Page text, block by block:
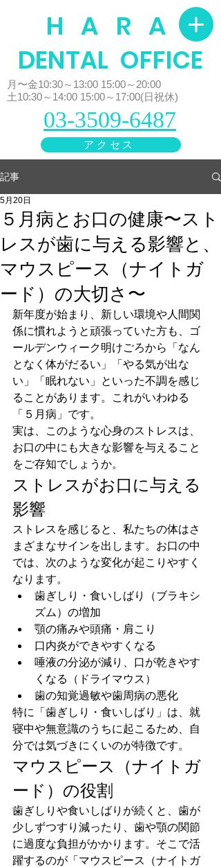
H A R A
​DENTAL OFFICE
月〜金10:30～13:00 15:00～20:00
土10:30～14:00 15:00～17:00(日祝休)
03-3509-6487
アクセス
記事
５月病とお口の健康〜スト
レスが歯に与える影響と、
マウスピース（ナイトガ
ード）の大切さ〜
5月20日
新年度が始まり、新しい環境や人間関
係に慣れようと頑張っていた方も、ゴ
ールデンウィーク明けごろから「なん
となく体がだるい」「やる気が出な
い」「眠れない」といった不調を感じ
ることがあります。これがいわゆる
「５月病」です。
実は、このような心身のストレスは、
お口の中にも大きな影響を与えること
をご存知でしょうか。
ストレスがお口に与える
影響
ストレスを感じると、私たちの体はさ
まざまなサインを出します。お口の中
では、次のような変化が起こりやすく
なります。
歯ぎしり・食いしばり（ブラキシ
ズム）の増加
顎の痛みや頭痛・肩こり
口内炎ができやすくなる
唾液の分泌が減り、口が乾きやす
くなる（ドライマウス）
歯の知覚過敏や歯周病の悪化
特に「歯ぎしり・食いしばり」は、就
寝中や無意識のうちに起こるため、自
分では気づきにくいのが特徴です。
マウスピース（ナイトガ
ード）の役割
歯ぎしりや食いしばりが続くと、歯が
少しずつすり減ったり、歯や顎の関節
に過度な負担がかかります。そこで活
躍するのが「マウスピース（ナイトガ